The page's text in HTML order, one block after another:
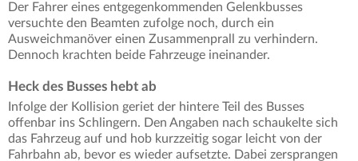
Der Fahrer eines entgegenkommenden Gelenkbusses
versuchte den Beamten zufolge noch, durch ein
Ausweichmanöver einen Zusammenprall zu verhindern.
Dennoch krachten beide Fahrzeuge ineinander.
Heck des Busses hebt ab
Infolge der Kollision geriet der hintere Teil des Busses
offenbar ins Schlingern. Den Angaben nach schaukelte sich
das Fahrzeug auf und hob kurzzeitig sogar leicht von der
Fahrbahn ab, bevor es wieder aufsetzte. Dabei zersprangen